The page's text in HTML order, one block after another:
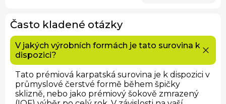
Často kladené otázky
V jakých výrobních formách je tato surovina k
dispozici?
Tato prémiová karpatská surovina je k dispozici v
průmyslové čerstvé formě během špičky
sklizně, nebo jako prémiový šokově zmrazený